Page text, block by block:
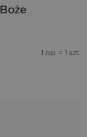
1 op. = 1 szt.